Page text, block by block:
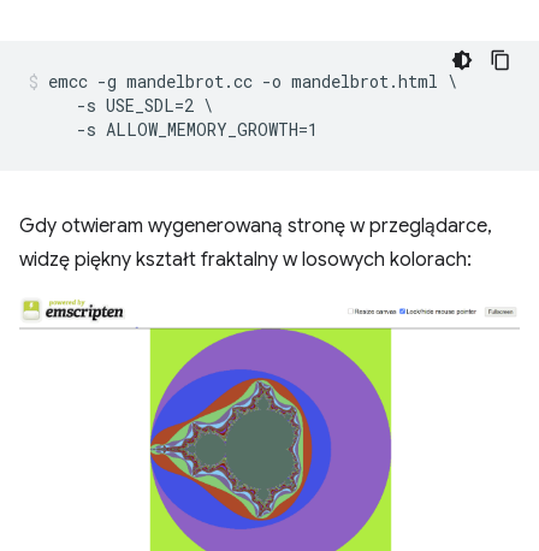
emcc -g mandelbrot.cc -o mandelbrot.html \
     -s USE_SDL=2 \
Gdy otwieram wygenerowaną stronę w przeglądarce,
widzę piękny kształt fraktalny w losowych kolorach: